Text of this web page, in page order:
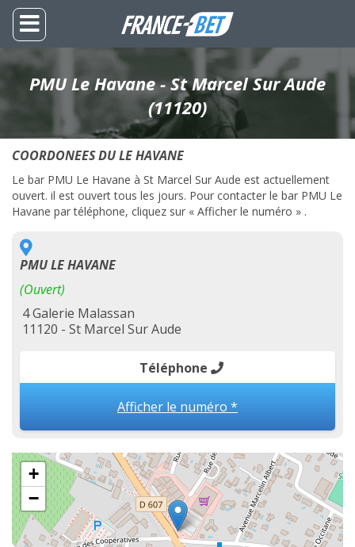
PMU Le Havane - St Marcel Sur Aude
(11120)
COORDONEES DU LE HAVANE
Le bar PMU Le Havane à St Marcel Sur Aude est actuellement
ouvert. il est ouvert tous les jours. Pour contacter le bar PMU Le
Havane par téléphone, cliquez sur « Afficher le numéro » .
PMU LE HAVANE
(Ouvert)
4 Galerie Malassan
11120 - St Marcel Sur Aude
Téléphone
Afficher le numéro *
+
−